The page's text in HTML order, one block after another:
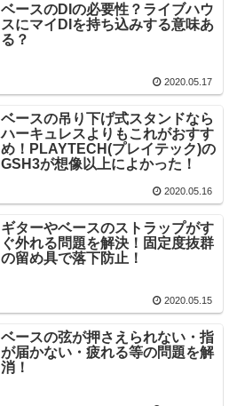
ベースのDIの必要性？ライブハウ
スにマイDIを持ち込みする意味あ
る？
2020.05.17
ベースの吊り下げ式スタンドなら
ハーキュレスよりもこれがおすす
め！PLAYTECH(プレイテック)の
GSH3が想像以上によかった！
2020.05.16
ギターやベースのストラップがす
ぐ外れる問題を解決！固定度抜群
の留め具で落下防止！
2020.05.15
ベースの弦が押さえられない・指
が届かない・疲れる等の問題を解
消！